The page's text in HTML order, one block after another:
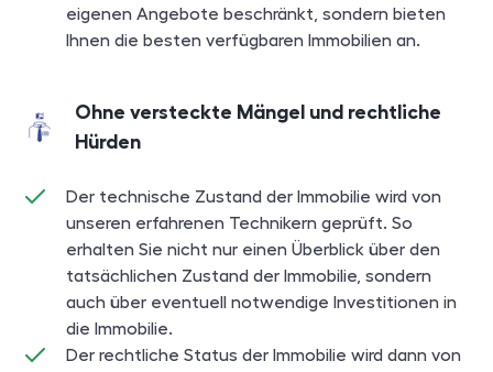
eigenen Angebote beschränkt, sondern bieten
Ihnen die besten verfügbaren Immobilien an.
Ohne versteckte Mängel und rechtliche
Hürden
Der technische Zustand der Immobilie wird von
unseren erfahrenen Technikern geprüft. So
erhalten Sie nicht nur einen Überblick über den
tatsächlichen Zustand der Immobilie, sondern
auch über eventuell notwendige Investitionen in
die Immobilie.
Der rechtliche Status der Immobilie wird dann von